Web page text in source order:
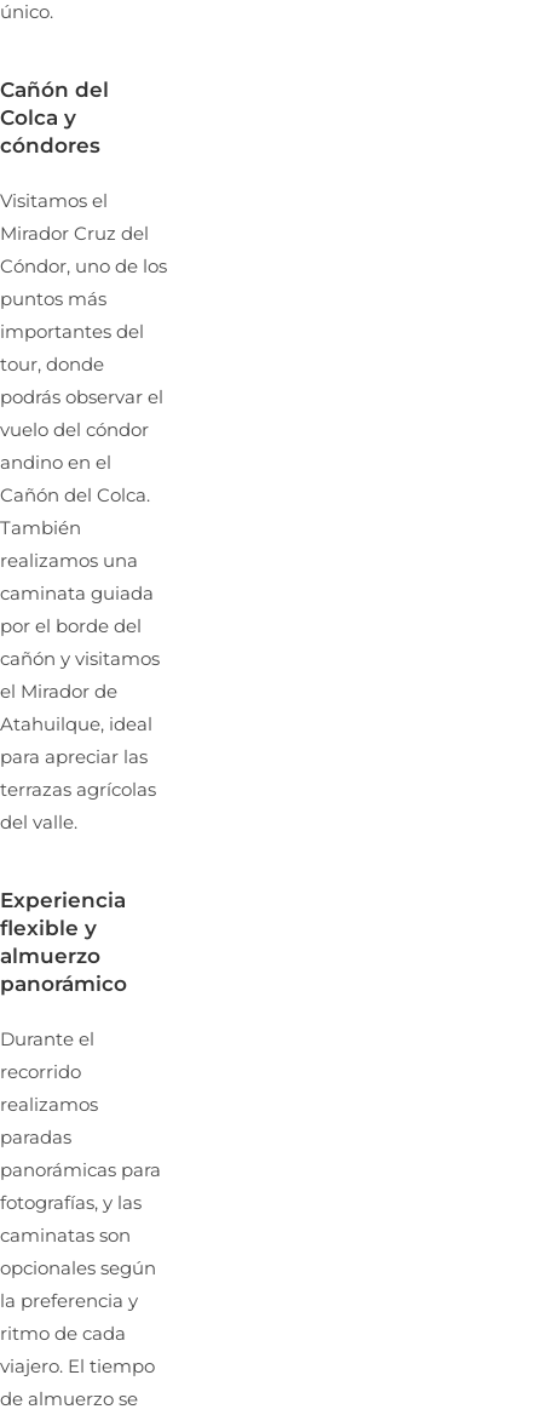
único.
Cañón del
Colca y
cóndores
Visitamos el
Mirador Cruz del
Cóndor, uno de los
puntos más
importantes del
tour, donde
podrás observar el
vuelo del cóndor
andino en el
Cañón del Colca.
También
realizamos una
caminata guiada
por el borde del
cañón y visitamos
el Mirador de
Atahuilque, ideal
para apreciar las
terrazas agrícolas
del valle.
Experiencia
flexible y
almuerzo
panorámico
Durante el
recorrido
realizamos
paradas
panorámicas para
fotografías, y las
caminatas son
opcionales según
la preferencia y
ritmo de cada
viajero. El tiempo
de almuerzo se